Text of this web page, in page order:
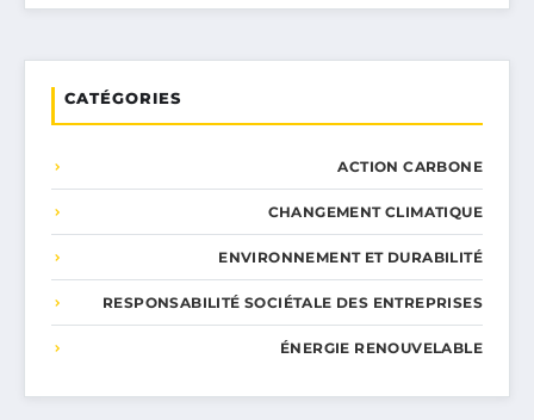
CATÉGORIES
ACTION CARBONE
CHANGEMENT CLIMATIQUE
ENVIRONNEMENT ET DURABILITÉ
RESPONSABILITÉ SOCIÉTALE DES ENTREPRISES
ÉNERGIE RENOUVELABLE